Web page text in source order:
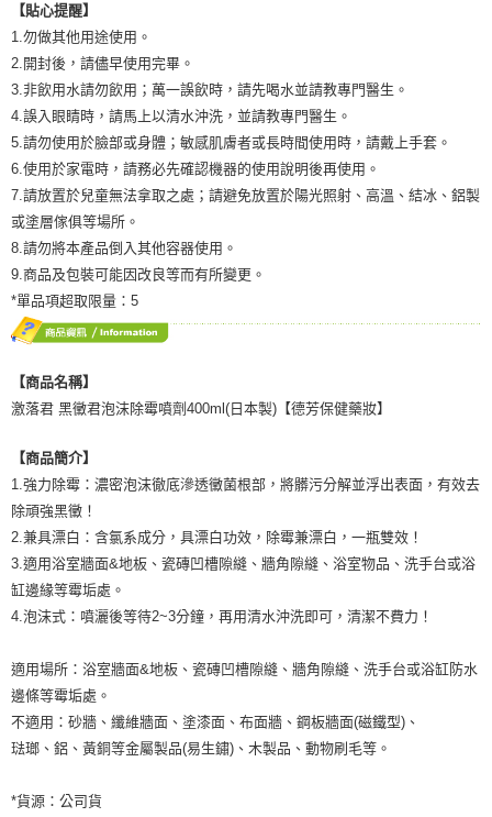
【貼心提醒】
1.勿做其他用途使用。
2.開封後，請儘早使用完畢。
3.非飲用水請勿飲用；萬一誤飲時，請先喝水並請教專門醫生。
4.誤入眼睛時，請馬上以清水沖洗，並請教專門醫生。
5.請勿使用於臉部或身體；敏感肌膚者或長時間使用時，請戴上手套。
6.使用於家電時，請務必先確認機器的使用說明後再使用。
7.請放置於兒童無法拿取之處；請避免放置於陽光照射、高溫、結冰、鋁製
或塗層傢俱等場所。
8.請勿將本產品倒入其他容器使用。
9.商品及包裝可能因改良等而有所變更。
*單品項超取限量：5
【商品名稱】
激落君 黑黴君泡沫除霉噴劑400ml(日本製)【德芳保健藥妝】
【商品簡介】
1.強力除霉：濃密泡沫徹底滲透黴菌根部，將髒污分解並浮出表面，有效去
除頑強黑黴！
2.兼具漂白：含氯系成分，具漂白功效，除霉兼漂白，一瓶雙效！
3.適用浴室牆面&地板、瓷磚凹槽隙縫、牆角隙縫、浴室物品、洗手台或浴
缸邊緣等霉垢處。
4.泡沫式：噴灑後等待2~3分鐘，再用清水沖洗即可，清潔不費力！
適用場所：浴室牆面&地板、瓷磚凹槽隙縫、牆角隙縫、洗手台或浴缸防水
邊條等霉垢處。
不適用：砂牆、纖維牆面、塗漆面、布面牆、鋼板牆面(磁鐵型)、
琺瑯、鋁、黃銅等金屬製品(易生鏽)、木製品、動物刷毛等。
*貨源：公司貨